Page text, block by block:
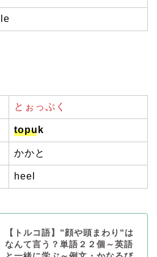
とぉっぷく
topuk
かかと
heel
【トルコ語】”顔や頭まわり”は
なんて言う？単語２２個～英語